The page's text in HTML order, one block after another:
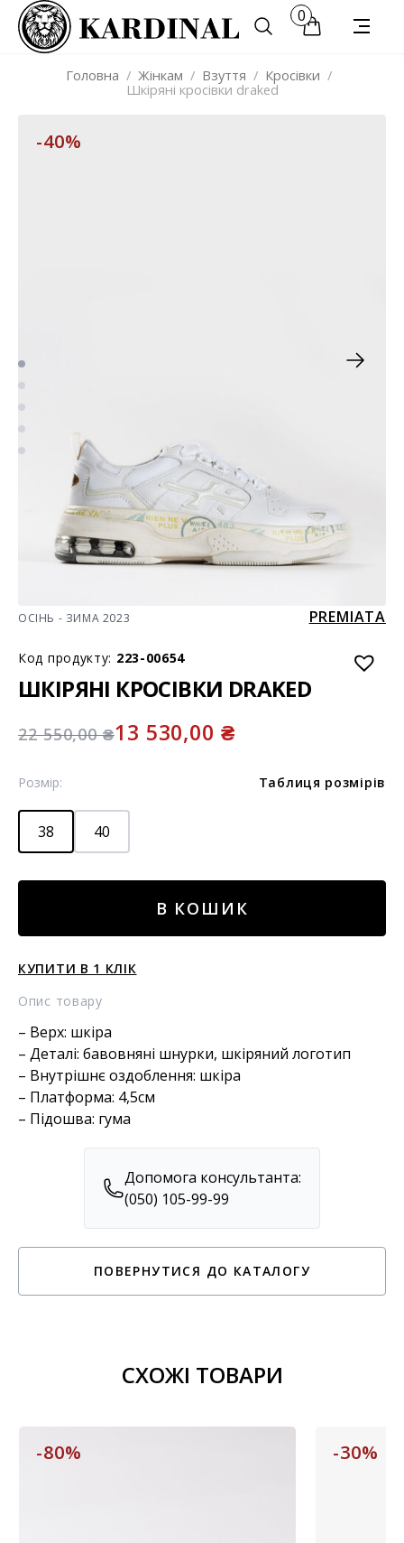
0
Головна / Жінкам / Взуття / Кросівки /
Шкіряні кросівки draked
-40%
ОСІНЬ - ЗИМА 2023 PREMIATA
Код продукту: 223-00654
ШКІРЯНІ КРОСІВКИ DRAKED
22 550,00₴13 530,00 ₴
Розмір: Таблиця розмірів
38 40
draked
В КОШИК
КУПИТИ В 1 КЛІК
Опис товару
– Верх: шкіра
– Деталі: бавовняні шнурки, шкіряний логотип
– Внутрішнє оздоблення: шкіра
– Платформа: 4,5см
– Підошва: гума
Допомога консультанта:
(050) 105-99-99
ПОВЕРНУТИСЯ ДО КАТАЛОГУ
СХОЖІ ТОВАРИ
-80% -30%